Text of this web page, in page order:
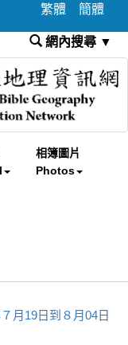
繁體 簡體
網內搜尋 ▼
相簿圖片
Photos
月19日到８月04日